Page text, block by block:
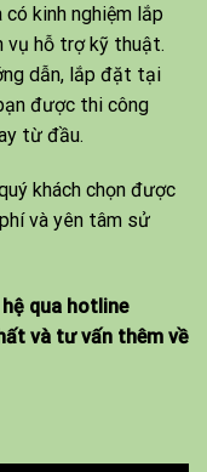
kinh nghiệm lắp
vụ hỗ trợ kỹ thuật.
dẫn, lắp đặt tại
được thi công
từ đầu.
khách chọn được
và yên tâm sử
qua hotline
và tư vấn thêm về